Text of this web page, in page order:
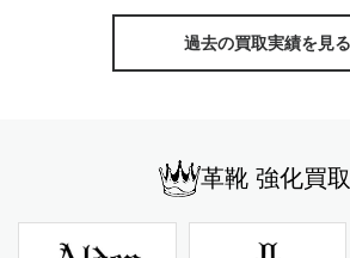
過去の買取実績を見る
革靴 強化買